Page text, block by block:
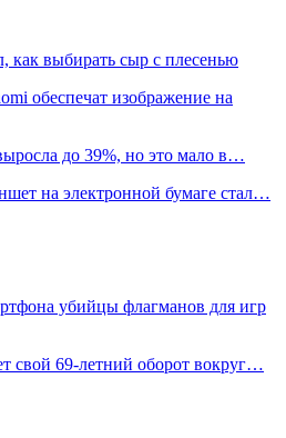
как выбирать сыр с плесенью
обеспечат изображение на
до 39%, но это мало в…
на электронной бумаге стал…
убийцы флагманов для игр
свой 69-летний оборот вокруг…